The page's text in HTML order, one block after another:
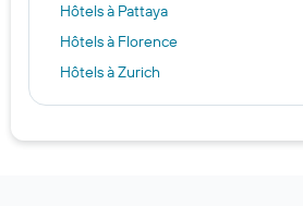
Hôtels à Pattaya
Hôtels à Florence
Hôtels à Zurich
Hôtels à Londres